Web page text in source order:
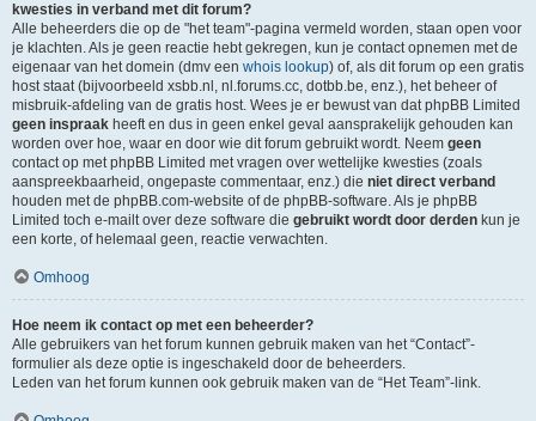
kwesties in verband met dit forum?
Alle beheerders die op de "het team"-pagina vermeld worden, staan open voor
je klachten. Als je geen reactie hebt gekregen, kun je contact opnemen met de
eigenaar van het domein (dmv een whois lookup) of, als dit forum op een gratis
host staat (bijvoorbeeld xsbb.nl, nl.forums.cc, dotbb.be, enz.), het beheer of
misbruik-afdeling van de gratis host. Wees je er bewust van dat phpBB Limited
geen inspraak heeft en dus in geen enkel geval aansprakelijk gehouden kan
worden over hoe, waar en door wie dit forum gebruikt wordt. Neem geen
contact op met phpBB Limited met vragen over wettelijke kwesties (zoals
aanspreekbaarheid, ongepaste commentaar, enz.) die niet direct verband
houden met de phpBB.com-website of de phpBB-software. Als je phpBB
Limited toch e-mailt over deze software die gebruikt wordt door derden kun je
een korte, of helemaal geen, reactie verwachten.
Omhoog
Hoe neem ik contact op met een beheerder?
Alle gebruikers van het forum kunnen gebruik maken van het “Contact”-
formulier als deze optie is ingeschakeld door de beheerders.
Leden van het forum kunnen ook gebruik maken van de “Het Team”-link.